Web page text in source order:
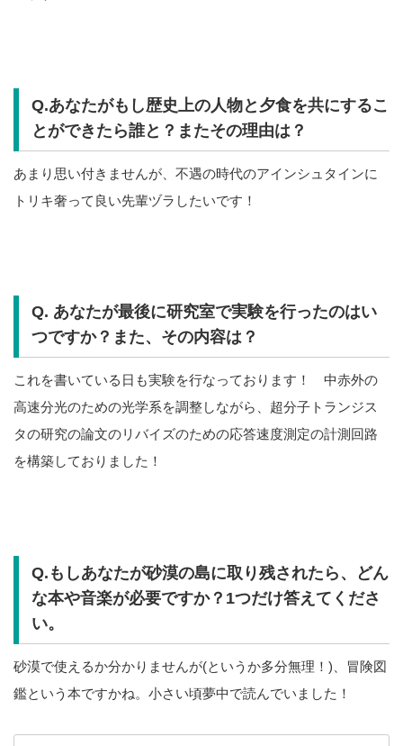
Q.あなたがもし歴史上の人物と夕食を共にするこ
とができたら誰と？またその理由は？
あまり思い付きませんが、不遇の時代のアインシュタインに
トリキ奢って良い先輩ヅラしたいです！
Q. あなたが最後に研究室で実験を行ったのはい
つですか？また、その内容は？
これを書いている日も実験を行なっております！ 中赤外の
高速分光のための光学系を調整しながら、超分子トランジス
タの研究の論文のリバイズのための応答速度測定の計測回路
を構築しておりました！
Q.もしあなたが砂漠の島に取り残されたら、どん
な本や音楽が必要ですか？1つだけ答えてくださ
い。
砂漠で使えるか分かりませんが(というか多分無理！)、冒険図
鑑という本ですかね。小さい頃夢中で読んでいました！